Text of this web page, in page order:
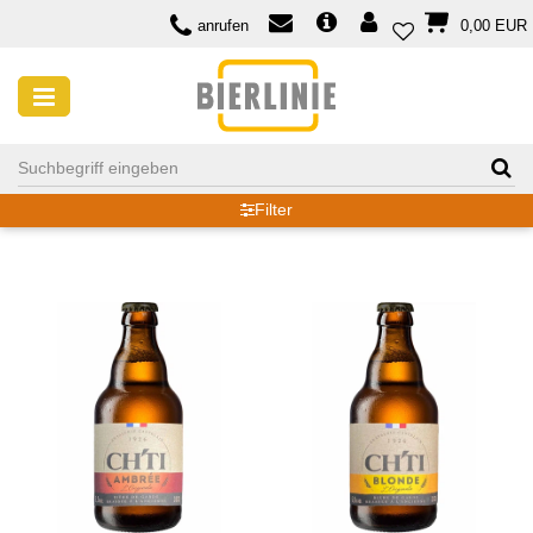
anrufen 0,00 EUR
BIÈRE DE GARDE
Filter